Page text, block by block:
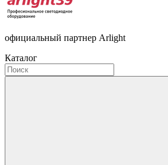
официальный партнер Arlight
Каталог